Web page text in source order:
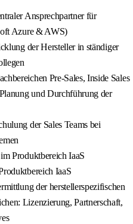
Ansprechpartner für
Azure & AWS)
der Hersteller in ständiger
Pre-Sales, Inside Sales
und Durchführung der
der Sales Teams bei
Produktbereich IaaS
IaaS
der herstellerspezifischen
Lizenzierung, Partnerschaft,